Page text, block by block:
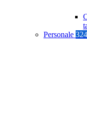
Personale 324